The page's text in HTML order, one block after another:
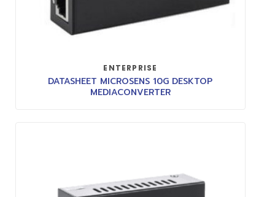
ENTERPRISE
DATASHEET MICROSENS 10G DESKTOP
MEDIACONVERTER